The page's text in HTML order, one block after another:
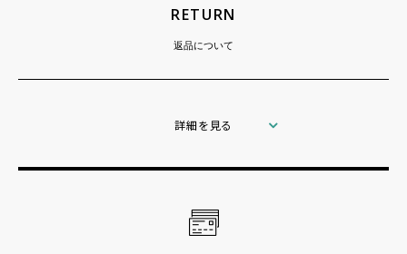
RETURN
返品について
詳細を見る